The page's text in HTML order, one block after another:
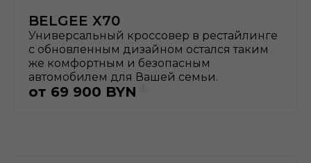
BELGEE X70
Универсальный кроссовер в рестайлинге
с обновленным дизайном остался таким
же комфортным и безопасным
автомобилем для Вашей семьи.
от 69 900 BYN